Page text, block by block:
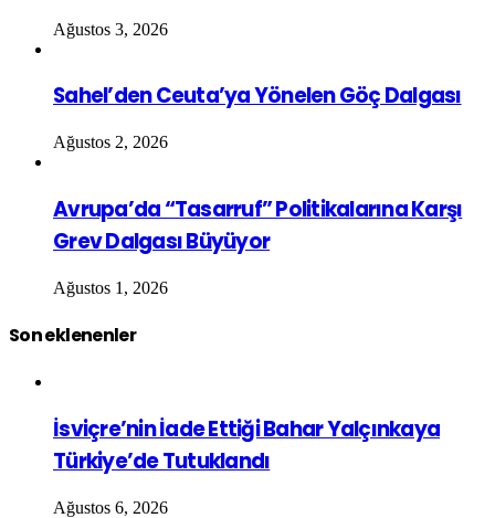
Ağustos 3, 2026
Sahel’den Ceuta’ya Yönelen Göç Dalgası
Ağustos 2, 2026
Avrupa’da “Tasarruf” Politikalarına Karşı
Grev Dalgası Büyüyor
Ağustos 1, 2026
Son eklenenler
İsviçre’nin İade Ettiği Bahar Yalçınkaya
Türkiye’de Tutuklandı
Ağustos 6, 2026